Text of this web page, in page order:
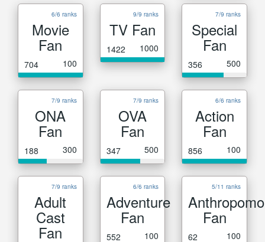
6/6 ranks
Movie
Fan
704 100
9/9 ranks
TV Fan
1422 1000
7/9 ranks
Special
Fan
356 500
7/9 ranks
ONA
Fan
188 300
7/9 ranks
OVA
Fan
347 500
6/6 ranks
Action
Fan
856 100
7/9 ranks
Adult
Cast
Fan
6/6 ranks
Adventure
Fan
552 100
5/11 ranks
Fan
62 100